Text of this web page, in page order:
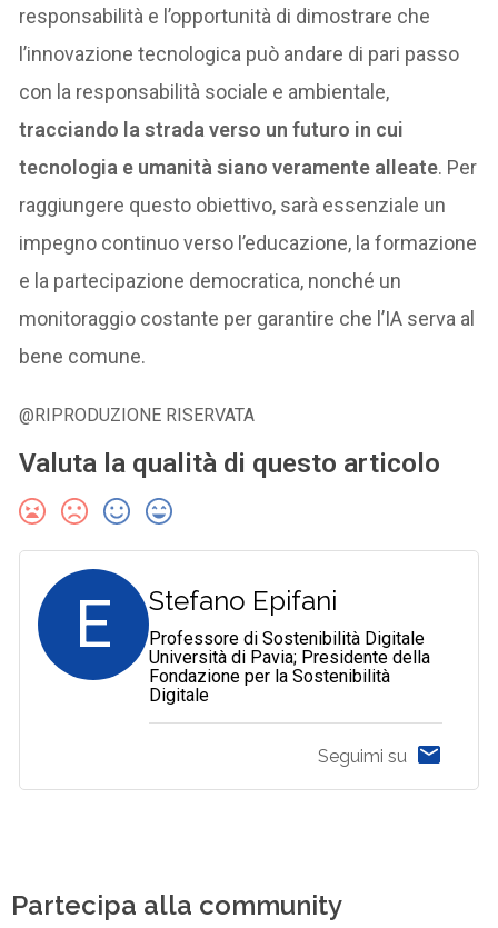
responsabilità e l’opportunità di dimostrare che
l’innovazione tecnologica può andare di pari passo
con la responsabilità sociale e ambientale,
tracciando la strada verso un futuro in cui
tecnologia e umanità siano veramente alleate. Per
raggiungere questo obiettivo, sarà essenziale un
impegno continuo verso l’educazione, la formazione
e la partecipazione democratica, nonché un
monitoraggio costante per garantire che l’IA serva al
bene comune.
@RIPRODUZIONE RISERVATA
Valuta la qualità di questo articolo
E Stefano Epifani
Professore di Sostenibilità Digitale
Università di Pavia; Presidente della
Fondazione per la Sostenibilità
Digitale
Seguimi su
Partecipa alla community